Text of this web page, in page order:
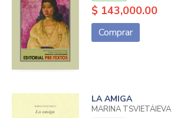
$ 143,000.00
Comprar
LA AMIGA
MARINA TSVIETÁIEVA